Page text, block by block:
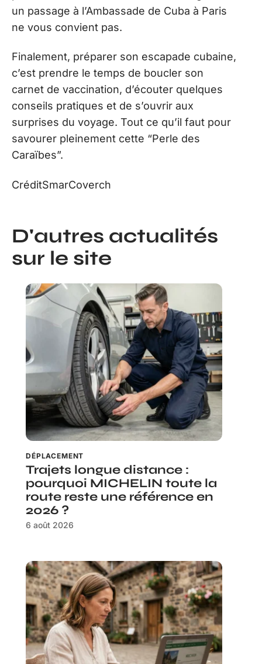
un passage à l’Ambassade de Cuba à Paris
ne vous convient pas.
Finalement, préparer son escapade cubaine,
c’est prendre le temps de boucler son
carnet de vaccination, d’écouter quelques
conseils pratiques et de s’ouvrir aux
surprises du voyage. Tout ce qu’il faut pour
savourer pleinement cette “Perle des
Caraïbes”.
CréditSmarCoverch
D'autres actualités
sur le site
DÉPLACEMENT
Trajets longue distance :
pourquoi MICHELIN toute la
route reste une référence en
2026 ?
6 août 2026